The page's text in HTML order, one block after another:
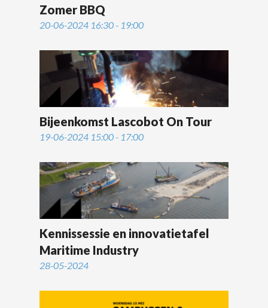
Zomer BBQ
20-06-2024 16:30 - 19:00
Bijeenkomst Lascobot On Tour
19-06-2024 15:00 - 17:00
Kennissessie en innovatietafel
Maritime Industry
28-05-2024